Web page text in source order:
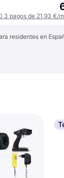
3 pagos de 21,93 €/
residentes en